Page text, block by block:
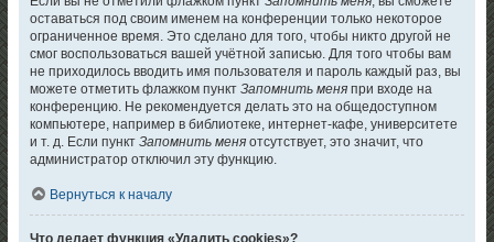
оставаться под своим именем на конференции только некоторое
ограниченное время. Это сделано для того, чтобы никто другой не
смог воспользоваться вашей учётной записью. Для того чтобы вам
не приходилось вводить имя пользователя и пароль каждый раз, вы
можете отметить флажком пунктЗапомнить меня при входе на
конференцию. Не рекомендуется делать это на общедоступном
компьютере, например в библиотеке, интернет-кафе, университете
и т. д. Если пунктЗапомнить меня отсутствует, это значит, что
администратор отключил эту функцию.
Вернуться к началу
Что делает функция «Удалить cookies»?